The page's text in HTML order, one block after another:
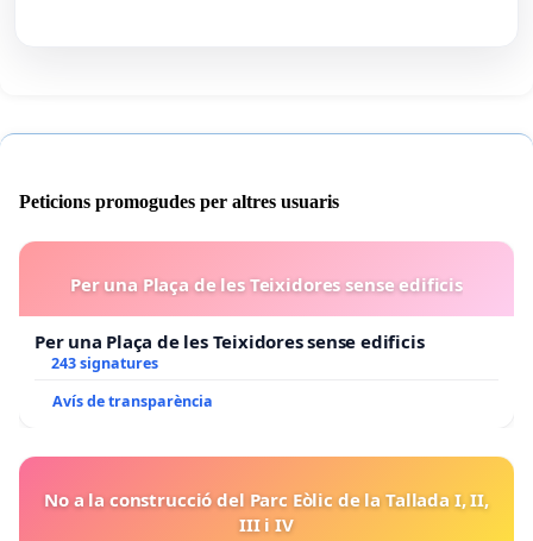
Peticions promogudes per altres usuaris
Per una Plaça de les Teixidores sense edificis
Per una Plaça de les Teixidores sense edificis
243 signatures
Avís de transparència
No a la construcció del Parc Eòlic de la Tallada I, II,
III i IV